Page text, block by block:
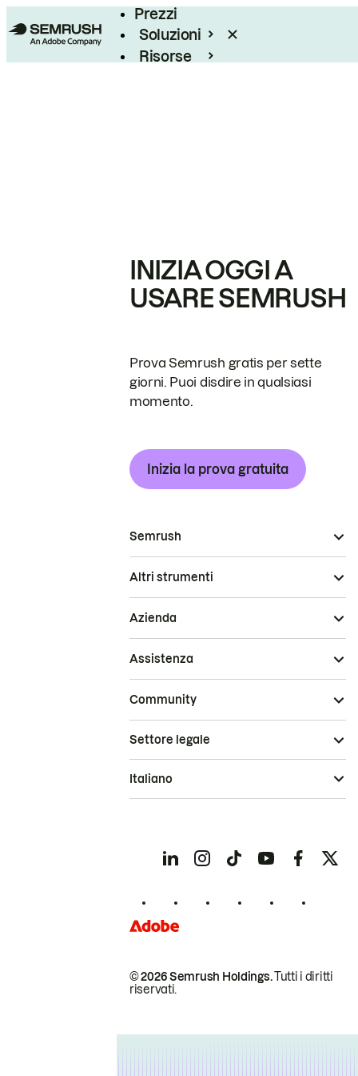
Prezzi
Soluzioni
Risorse
INIZIA OGGI A
USARE SEMRUSH
Prova Semrush gratis per sette
giorni. Puoi disdire in qualsiasi
momento.
Inizia la prova gratuita
Semrush
Altri strumenti
Azienda
Assistenza
Community
© 2026 Semrush Holdings.Tutti i diritti
riservati.
Settore legale
Italiano